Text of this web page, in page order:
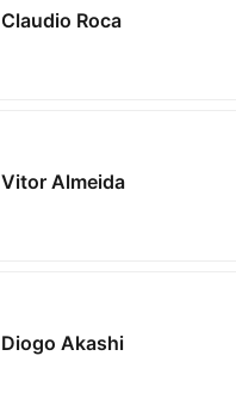
Claudio Roca
Vitor Almeida
Diogo Akashi